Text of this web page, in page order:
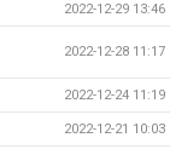
2022-12-29 13:46
2022-12-28 11:17
2022-12-24 11:19
2022-12-21 10:03